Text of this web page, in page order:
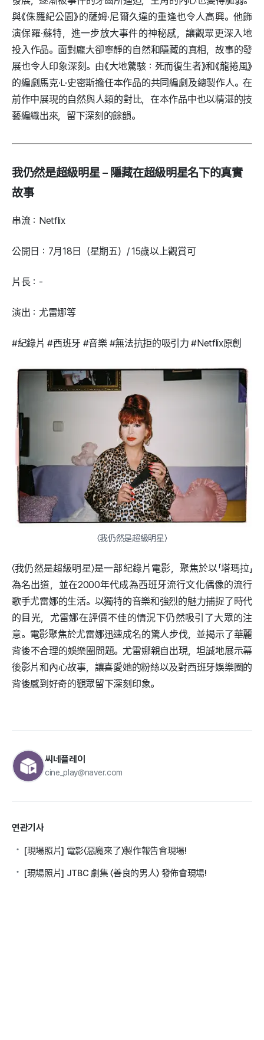
與《侏羅紀公園》的薩姆·尼爾久違的重逢也令人高興。他飾
演保羅·蘇特，進一步放大事件的神秘感，讓觀眾更深入地
投入作品。面對龐大卻寧靜的自然和隱藏的真相，故事的發
展也令人印象深刻。由《大地驚駭：死而復生者》和《龍捲風》
的編劇馬克·L·史密斯擔任本作品的共同編劇及總製作人。在
前作中展現的自然與人類的對比，在本作品中也以精湛的技
藝編織出來，留下深刻的餘韻。
我仍然是超級明星 – 隱藏在超級明星名下的真實
故事
串流：Netflix
公開日：7月18日（星期五）/ 15歲以上觀賞可
片長：-
演出：尤雷娜等
#紀錄片 #西班牙 #音樂 #無法抗拒的吸引力 #Netflix原創
〈我仍然是超級明星〉
〈我仍然是超級明星〉是一部紀錄片電影，聚焦於以「塔瑪拉」
為名出道，並在2000年代成為西班牙流行文化偶像的流行
歌手尤雷娜的生活。以獨特的音樂和強烈的魅力捕捉了時代
的目光，尤雷娜在評價不佳的情況下仍然吸引了大眾的注
意。電影聚焦於尤雷娜迅速成名的驚人步伐，並揭示了華麗
背後不合理的娛樂圈問題。尤雷娜親自出現，坦誠地展示幕
後影片和內心故事，讓喜愛她的粉絲以及對西班牙娛樂圈的
背後感到好奇的觀眾留下深刻印象。
씨네플레이
cine_play@naver.com
연관기사
[現場照片] 電影〈惡魔來了〉製作報告會現場!
[現場照片] JTBC 劇集 〈善良的男人〉 發佈會現場!